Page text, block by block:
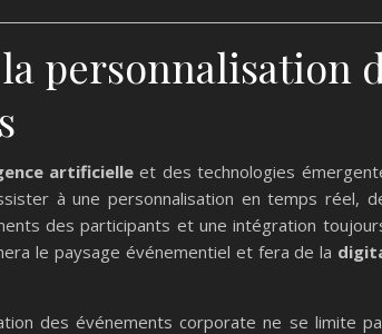
personnalisation
artificielle et des technologies
à une personnalisation en temps réel,
des participants et une intégration
le paysage événementiel et fera de la
des événements corporate ne se limite